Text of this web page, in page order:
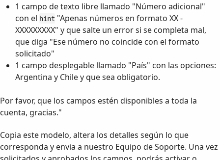
1 campo de texto libre llamado "Número adicional"
con el hint "Apenas números en formato XX -
XXXXXXXXX" y que salte un error si se completa mal,
que diga "Ese número no coincide con el formato
solicitado"
1 campo desplegable llamado "País" con las opciones:
Argentina y Chile y que sea obligatorio.
Por favor, que los campos estén disponibles a toda la
cuenta, gracias."
Copia este modelo, altera los detalles según lo que
corresponda y envia a nuestro Equipo de Soporte. Una vez